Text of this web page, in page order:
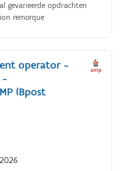
gevarieerde opdrachten
remorque
operator -
-
(Bpost